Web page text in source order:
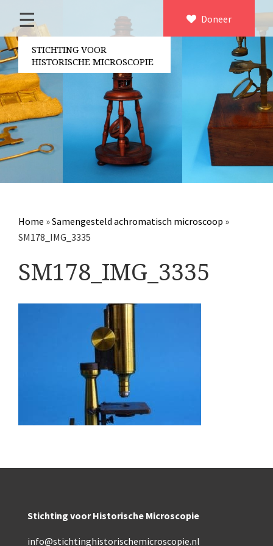
×
Home
Over ons
Contact
Bestuur
Vrijwilligers
Partners
Jaarverslagen
Microscopen
Overige optische instrumenten
Elektrische meetapparatuur
Boeken
Divers
Makers
Images
Culpeper (ca. 1735)
Cuff (ca. 1745)
volgens Culpeper (1750-1780)
Doneer
☰
STICHTING VOOR
HISTORISCHE MICROSCOPIE
Home »Samengesteld achromatisch microscoop »
SM178_IMG_3335
SM178_IMG_3335
Stichting voor Historische Microscopie
info@stichtinghistorischemicroscopie.nl